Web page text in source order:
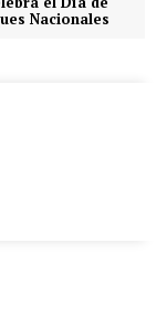
Nacionales